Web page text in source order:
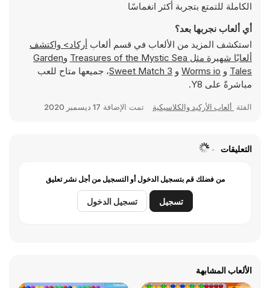
الكاملة للتمتع بتجربة أكثر انغماسًا
أي ألعاب نجربها بعد؟
استكشف المزيد من الألعاب في قسم ألعاب
أركاد> واكتشف
ألعابًا شهيرة مثل Treasures of the Mystic Sea وGarden
Tales و Worms io و Sweet Match 3، جميعها متاح للعب
مباشرةً على Y8.
الفئة ألعاب الأركيد والكلاسيكية تمت الإضافة 17 ديسمبر 2020
التعليقات
من فضلك قم بتسجيل الدخول أو التسجيل من أجل نشر تعليق
تسجيل تسجيل الدخول
الألعاب المشابهة